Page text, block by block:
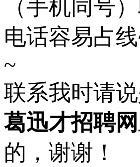
（手机同号
电话容易占
~
联系我时请
葛迅才招聘网
的，谢谢！